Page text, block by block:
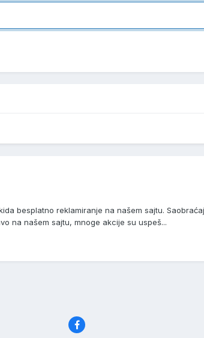
besplatno reklamiranje na našem sajtu.
na našem sajtu, mnoge akcije su uspeš...